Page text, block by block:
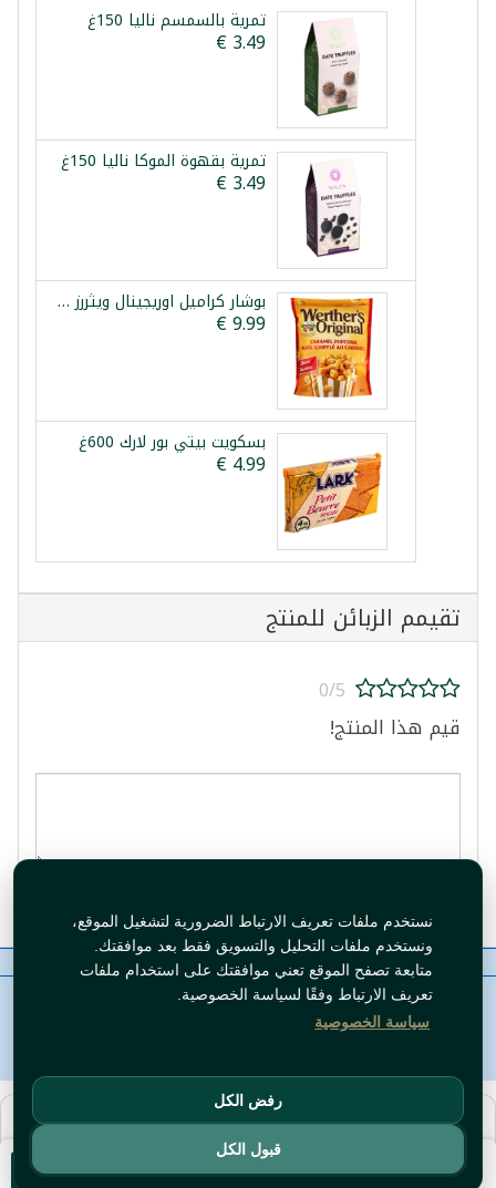
نستخدم ملفات تعريف الارتباط الضرورية لتشغيل الموقع،
ونستخدم ملفات التحليل والتسويق فقط بعد موافقتك.
متابعة تصفح الموقع تعني موافقتك على استخدام ملفات
تعريف الارتباط وفقًا لسياسة الخصوصية.
سياسة الخصوصية
رفض الكل
قبول الكل
أضف للسلة
تمرية بالسمسم نالیا 150غ
تمرية بقهوة الموكا نالیا 150غ
بوشار كراميل اوريجينال ويثررز 624غ
بسكويت بيتي بور لارك 600غ
تقيمم الزبائن للمنتج
0/5
قيم هذا المنتج!
معلومات عنا رقم الاتصال سياسات
ال WhatsApp
حقوق النشر©Tawfeer 2018-2026
هذا متجر جملة. الأسعار وميزات الشراء متاحة فقط للحساباتالمسجّلة
والمفعّلة
سجّل دخولأوافتح حساب.